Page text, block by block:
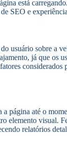
está
SEO e
usuário sobre a
já que os
considerados
página até o
elemento visual.
relatórios